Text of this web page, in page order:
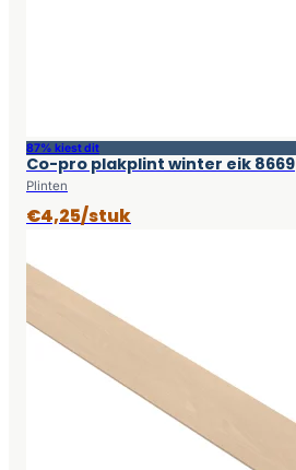
87% kiest dit
Co-pro plakplint winter eik 8669
Plinten
€4,25/stuk